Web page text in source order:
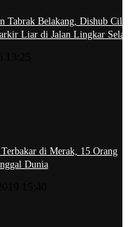
Tabrak Belakang, Dishub
Liar di Jalan Lingkar
di Merak, 15 Orang
Dunia